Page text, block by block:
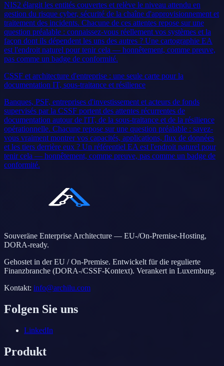
NIS2 élargit les entités couvertes et relève le niveau attendu en
gestion du risque cyber, sécurité de la chaîne d'approvisionnement et
traitement des incidents. Chacune de ces attentes repose sur une
question préalable : connaissez-vous réellement vos systèmes et la
façon dont ils dépendent les uns des autres ? Une cartographie EA
est l'endroit naturel pour tenir cela — honnêtement, comme preuve,
pas comme un badge de conformité.
CSSF et architecture d'entreprise : une seule carte pour la
documentation IT, sous-traitance et résilience
Banques, PSF, entreprises d'investissement et acteurs de fonds
supervisés par la CSSF portent des attentes récurrentes de
documentation autour de l'IT, de la sous-traitance et de la résilience
opérationnelle. Chacune repose sur une question préalable : savez-
vous vraiment montrer vos capacités, applications, flux de données
et les tiers derrière eux ? Un référentiel EA est l'endroit naturel pour
tenir cela — honnêtement, comme preuve, pas comme un badge de
conformité.
Souveräne Enterprise Architecture — EU-/On-Premise-Hosting,
DORA-ready.
Gehostet in der EU / On-Premise. Entwickelt für die regulierte
Finanzbranche (DORA-/CSSF-Kontext). Verankert in Luxemburg.
Kontakt: info@archilu.com
Folgen Sie uns
LinkedIn
Produkt